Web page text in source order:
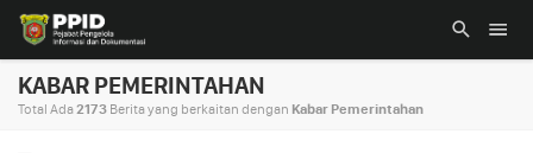
KABAR PEMERINTAHAN
Total Ada2173 Berita yang berkaitan dengan Kabar Pemerintahan